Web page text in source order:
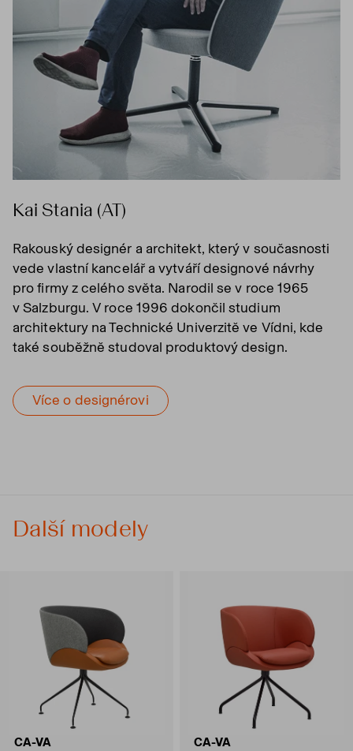
Kai Stania (AT)
Rakouský designér a architekt, který v současnosti
vede vlastní kancelář a vytváří designové návrhy
pro firmy z celého světa. Narodil se v roce 1965
v Salzburgu. V roce 1996 dokončil studium
architektury na Technické Univerzitě ve Vídni, kde
také souběžně studoval produktový design.
Více o designérovi
Další modely
CA-VA
CA-VA